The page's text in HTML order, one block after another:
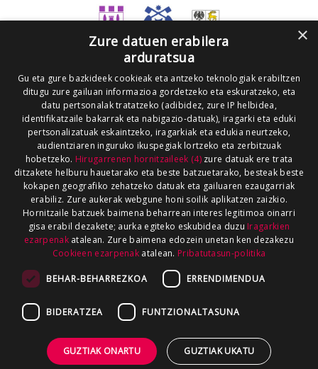
×
Zure datuen erabilera
arduratsua
Gu eta gure bazkideek cookieak eta antzeko teknologiak erabiltzen
ditugu zure gailuan informazioa gordetzeko eta eskuratzeko, eta
datu pertsonalak tratatzeko (adibidez, zure IP helbidea,
identifikatzaile bakarrak eta nabigazio-datuak), iragarki eta eduki
pertsonalizatuak eskaintzeko, iragarkiak eta edukia neurtzeko,
audientziaren inguruko ikuspegiak lortzeko eta zerbitzuak
hobetzeko. Hirugarrenen hornitzaileek (4)zure datuak ere trata
ditzakete helburu hauetarako eta beste batzuetarako, besteak beste
kokapen geografiko zehatzeko datuak eta gailuaren ezaugarriak
erabiliz. Zure aukerak webgune honi soilik aplikatzen zaizkio.
Hornitzaile batzuek baimena beharrean interes legitimoa oinarri
gisa erabil dezakete; aurka egiteko eskubidea duzu Iragarkien
ezarpenakatalean. Zure baimena edozein unetan ken dezakezu
Cookieen ezarpenak atalean. Pribatutasun-politika
BEHAR-BEHARREZKOA ERRENDIMENDUA
BIDERATZEA FUNTZIONALTASUNA
GUZTIAK ONARTU GUZTIAK UKATU